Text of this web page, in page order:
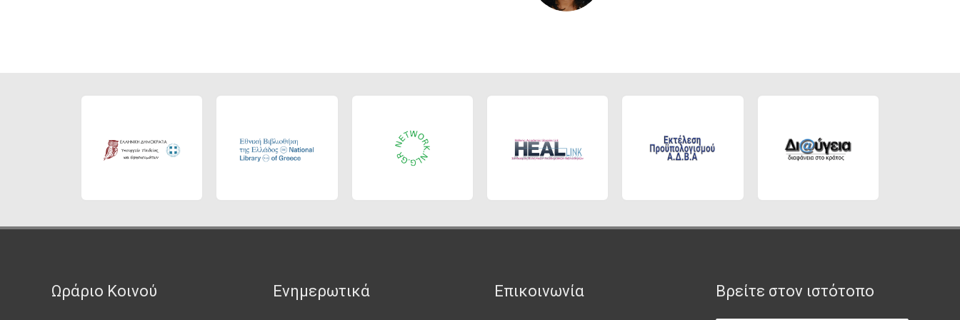
Ωράριο Κοινού Ενημερωτικά Επικοινωνία Βρείτε στον ιστότοπο